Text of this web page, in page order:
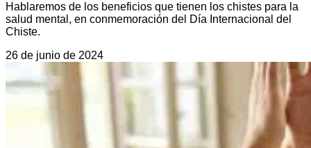
Hablaremos de los beneficios que tienen los chistes para la
salud mental, en conmemoración del Día Internacional del
Chiste.
26 de junio de 2024